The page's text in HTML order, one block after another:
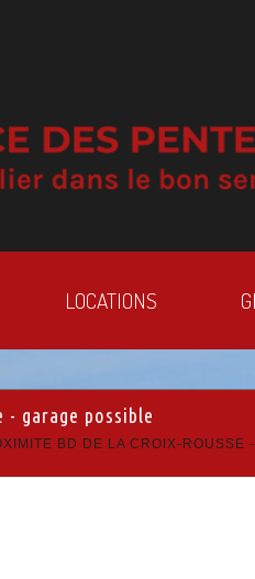
LOCATIONS
- garage possible
BD DE LA CROIX-ROUSSE